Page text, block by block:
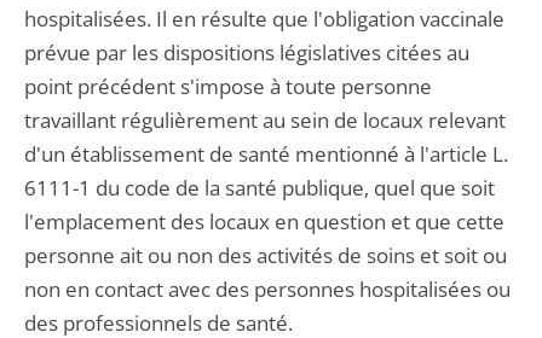
hospitalisées. Il en résulte que l'obligation vaccinale
prévue par les dispositions législatives citées au
point précédent s'impose à toute personne
travaillant régulièrement au sein de locaux relevant
d'un établissement de santé mentionné à l'article L.
6111-1 du code de la santé publique, quel que soit
l'emplacement des locaux en question et que cette
personne ait ou non des activités de soins et soit ou
non en contact avec des personnes hospitalisées ou
des professionnels de santé.